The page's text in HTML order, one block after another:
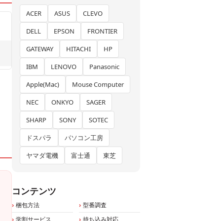
ACER ASUS
CLEVO
DELL
EPSON
FRONTIER
GATEWAY
HITACHI
HP
IBM
LENOVO
Panasonic
Apple(Mac)
Mouse Computer
NEC
ONKYO
SAGER
SHARP
SONY
SOTEC
ドスパラ
パソコン工房
ヤマダ電機
富士通 東芝
コンテンツ
梱包方法
型番調査